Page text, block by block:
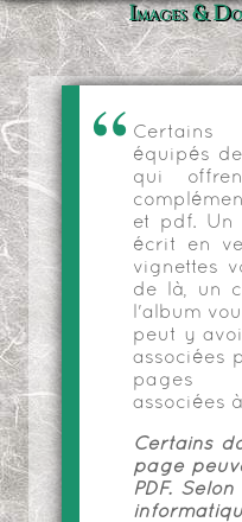
Images &
équipés
qui
et pdf. Un
écrit en
vignettes
de là, un
l'album
peut y
associées
pages
associées
Certains
page
PDF.